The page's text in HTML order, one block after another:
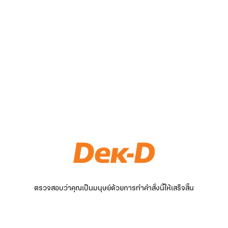
ตรวจสอบว่าคุณเป็นมนุษย์ด้วยการทำคำสั่งนี้ให้เสร็จสิ้น